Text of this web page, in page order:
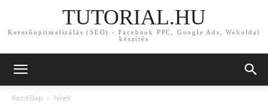
TUTORIAL.HU
Keresőoptimalizálás (SEO) - Facebook PPC, Google Ads, Weboldal
készítés
Kezdőlap hírek